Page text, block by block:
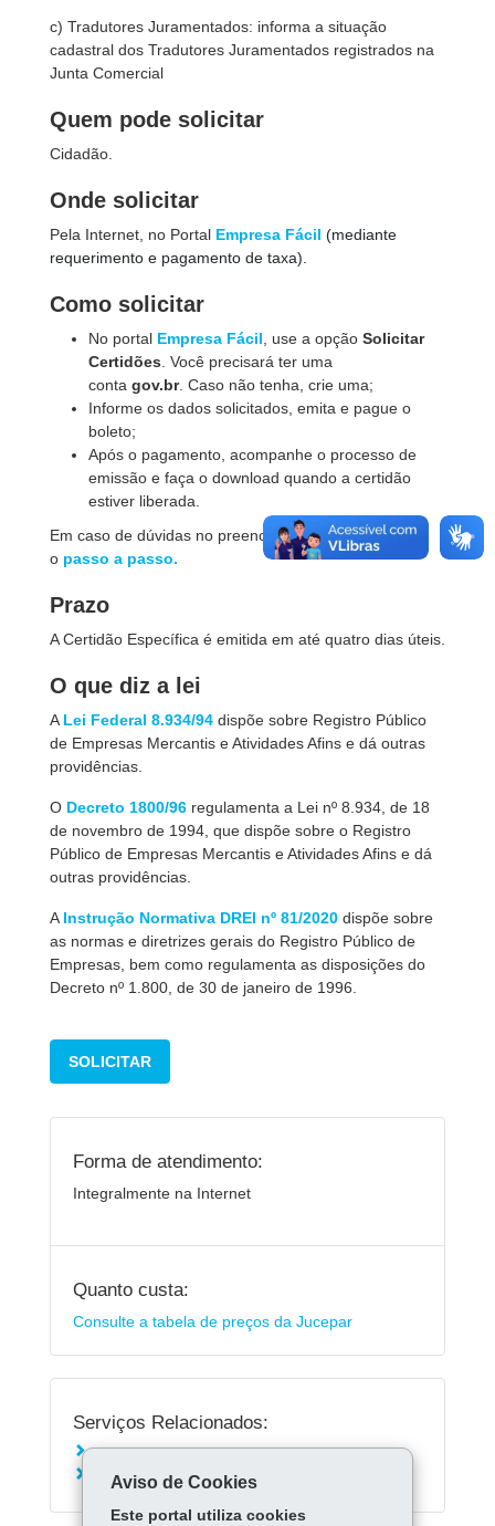
c) Tradutores Juramentados: informa a situação
cadastral dos Tradutores Juramentados registrados na
Junta Comercial
Quem pode solicitar
Cidadão.
Onde solicitar
Pela Internet, no Portal Empresa Fácil (mediante
requerimento e pagamento de taxa).
Como solicitar
No portal Empresa Fácil , use a opção Solicitar
Certidões . Você precisará ter uma
conta gov.br. Caso não tenha, crie uma;
Informe os dados solicitados, emita e pague o
boleto;
Após o pagamento, acompanhe o processo de
emissão e faça o download quando a certidão
estiver liberada.
Em caso de dúvidas no preenchimento, consulte
o passo a passo.
Prazo
A Certidão Específica é emitida em até quatro dias úteis.
O que diz a lei
A Lei Federal 8.934/94 dispõe sobre Registro Público
de Empresas Mercantis e Atividades Afins e dá outras
providências.
O Decreto 1800/96 regulamenta a Lei nº 8.934, de 18
de novembro de 1994, que dispõe sobre o Registro
Público de Empresas Mercantis e Atividades Afins e dá
outras providências.
A Instrução Normativa DREI nº 81/2020 dispõe sobre
as normas e diretrizes gerais do Registro Público de
Empresas, bem como regulamenta as disposições do
Decreto nº 1.800, de 30 de janeiro de 1996.
SOLICITAR
Forma de atendimento:
Integralmente na Internet
Quanto custa:
Consulte a tabela de preços da Jucepar
Serviços Relacionados:
Solicitar Certidão de Inteiro Teor
Solicitar Certidão Simplificada de empresas
Aviso de Cookies
Este portal utiliza cookies